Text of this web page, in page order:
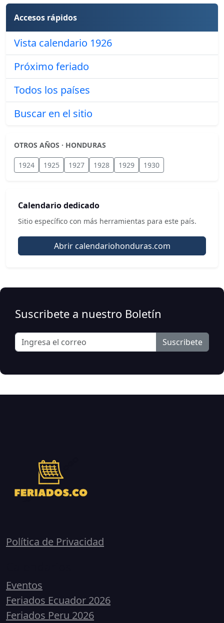
Accesos rápidos
Vista calendario 1926
Próximo feriado
Todos los países
Buscar en el sitio
OTROS AÑOS · HONDURAS
1924 1925 1927 1928 1929 1930
Calendario dedicado
Sitio específico con más herramientas para este país.
Abrir calendariohonduras.com
Suscribete a nuestro Boletín
Suscribete
Política de Privacidad
Eventos
Feriados Ecuador 2026
Feriados Peru 2026